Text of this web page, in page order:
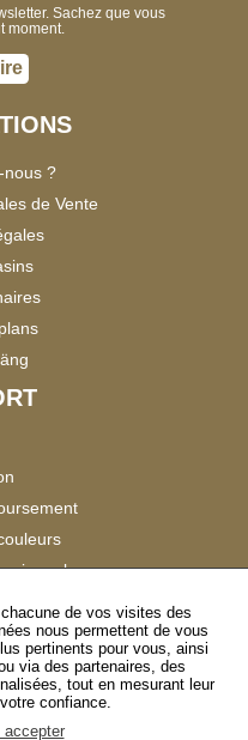
Sachez que vous
moment.
nous ?
de Vente
de vos visites des
nous permettent de vous
pertinents pour vous, ainsi
via des partenaires, des
tout en mesurant leur
confiance.
accepter